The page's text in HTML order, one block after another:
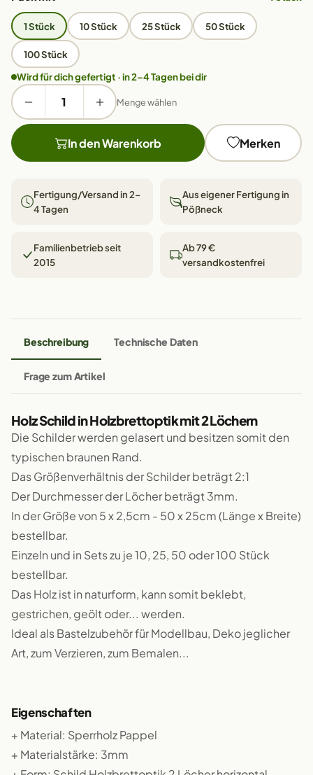
1 Stück 10 Stück 25 Stück 50 Stück
100 Stück
Wird für dich gefertigt · in 2–4 Tagen bei dir
Menge wählen
In den Warenkorb Merken
Fertigung/Versand in 2–
4 Tagen
Aus eigener Fertigung in
Pößneck
Familienbetrieb seit
2015
Ab 79 €
versandkostenfrei
Beschreibung Technische Daten
Frage zum Artikel
Holz Schild in Holzbrettoptik mit 2 Löchern
Die Schilder werden gelasert und besitzen somit den
typischen braunen Rand.
Das Größenverhältnis der Schilder beträgt 2:1
Der Durchmesser der Löcher beträgt 3mm.
In der Größe von 5 x 2,5cm - 50 x 25cm (Länge x Breite)
bestellbar.
Einzeln und in Sets zu je 10, 25, 50 oder 100 Stück
bestellbar.
Das Holz ist in naturform, kann somit beklebt,
gestrichen, geölt oder... werden.
Ideal als Bastelzubehör für Modellbau, Deko jeglicher
Art, zum Verzieren, zum Bemalen...
Eigenschaften
+ Material: Sperrholz Pappel
+ Materialstärke: 3mm